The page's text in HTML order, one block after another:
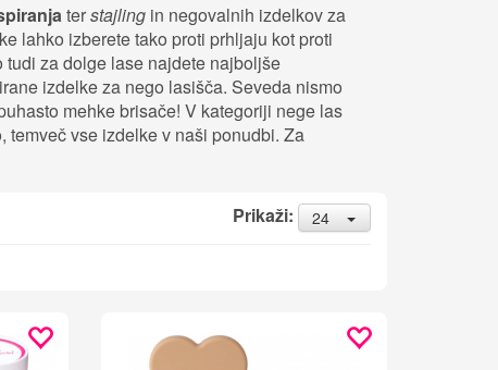
terstajlingin negovalnih izdelkov za
lahko izberete tako proti prhljaju kot proti
za dolge lase najdete najboljše
izdelke za nego lasišča. Seveda nismo
mehke brisače! V kategoriji nege las
temveč vse izdelke v naši ponudbi. Za
Prikaži: 24